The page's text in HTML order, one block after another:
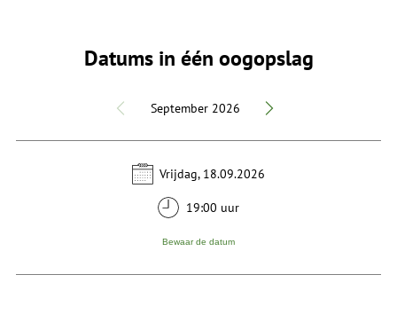
Datums in één oogopslag
September 2026
Vrijdag, 18.09.2026
19:00 uur
Bewaar de datum